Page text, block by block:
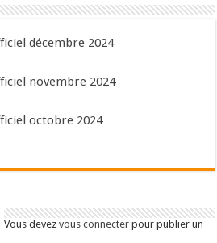
décembre 2024
novembre 2024
octobre 2024
Vous devezvous connecter pour publier un